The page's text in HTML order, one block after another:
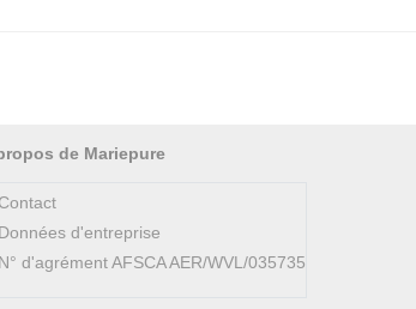
de Mariepure
Contact
Données d'entreprise
N° d'agrément AFSCA AER/WVL/035735